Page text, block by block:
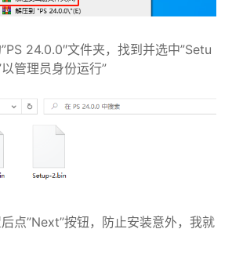
24.0.0″文件夹，找到并选中”Setu
管理员身份运行”
点”Next”按钮，防止安装意外，我就